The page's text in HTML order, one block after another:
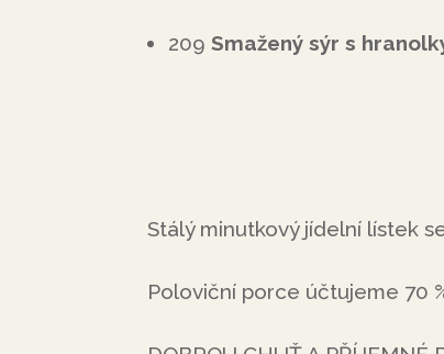
209Smažený sýr s
Stálý minutkový jídelní lístek
Poloviční porce účtujeme 70